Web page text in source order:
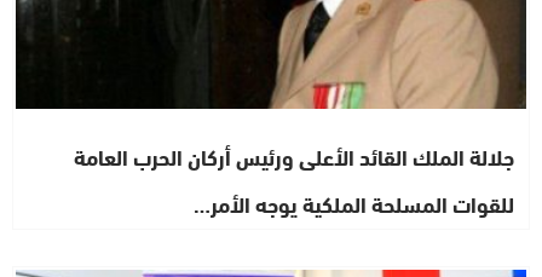
جلالة الملك القائد الأعلى ورئيس أركان الحرب العامة
للقوات المسلحة الملكية يوجه الأمر…